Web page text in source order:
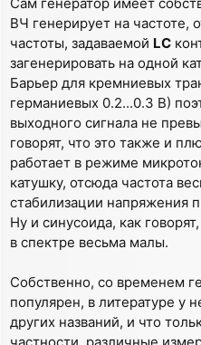
Сам генератор имеет
ВЧ генерирует на частоте,
частоты, задаваемой LC
загенерировать на одной
Барьер для кремниевых
германиевых 0.2...0.3 В)
выходного сигнала не
говорят, что это также и
работает в режиме
катушку, отсюда частота
стабилизации напряжения
Ну и синусоида, как
в спектре весьма малы.
Собственно, со временем
популярен, в литературе у
других названий, и что